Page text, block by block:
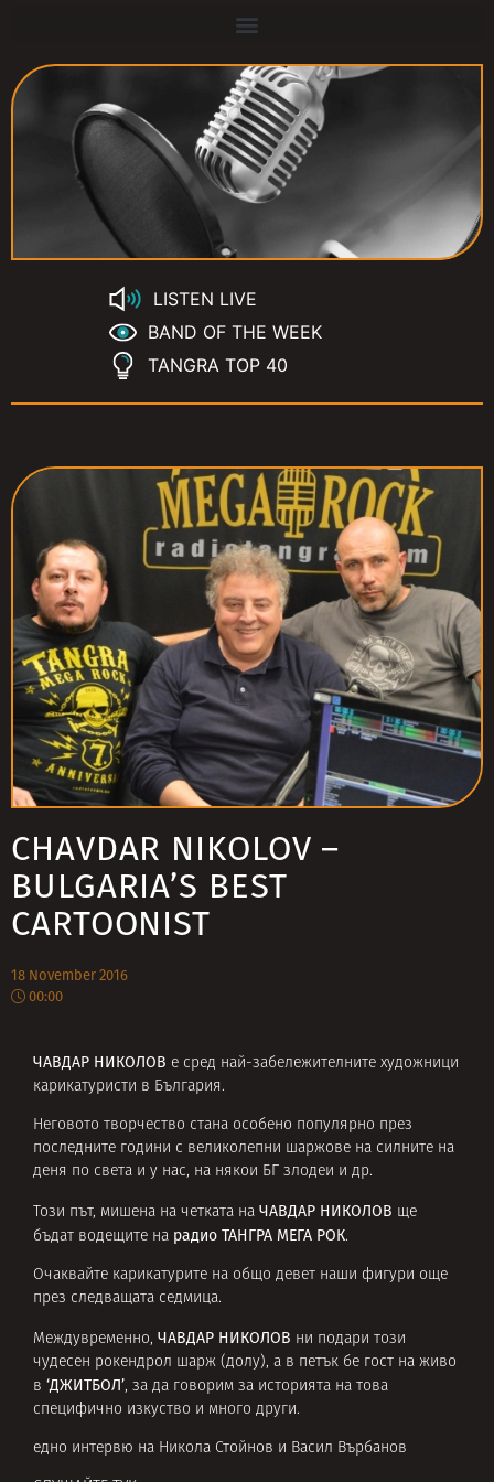
LISTEN LIVE
BAND OF THE WEEK
TANGRA TOP 40
CHAVDAR NIKOLOV –
BULGARIA’S BEST
CARTOONIST
18 November 2016
00:00
ЧАВДАР НИКОЛОВ е сред най-забележителните художници
карикатуристи в България.
Неговото творчество стана особено популярно през
последните години с великолепни шаржове на силните на
деня по света и у нас, на някои БГ злодеи и др.
Този път, мишена на четката на ЧАВДАР НИКОЛОВ ще
бъдат водещите на радио ТАНГРА МЕГА РОК.
Очаквайте карикатурите на общо девет наши фигури още
през следващата седмица.
Междувременно, ЧАВДАР НИКОЛОВ ни подари този
чудесен рокендрол шарж (долу), а в петък бе гост на живо
в ‘ДЖИТБОЛ’, за да говорим за историята на това
специфично изкуство и много други.
едно интервю на Никола Стойнов и Васил Върбанов